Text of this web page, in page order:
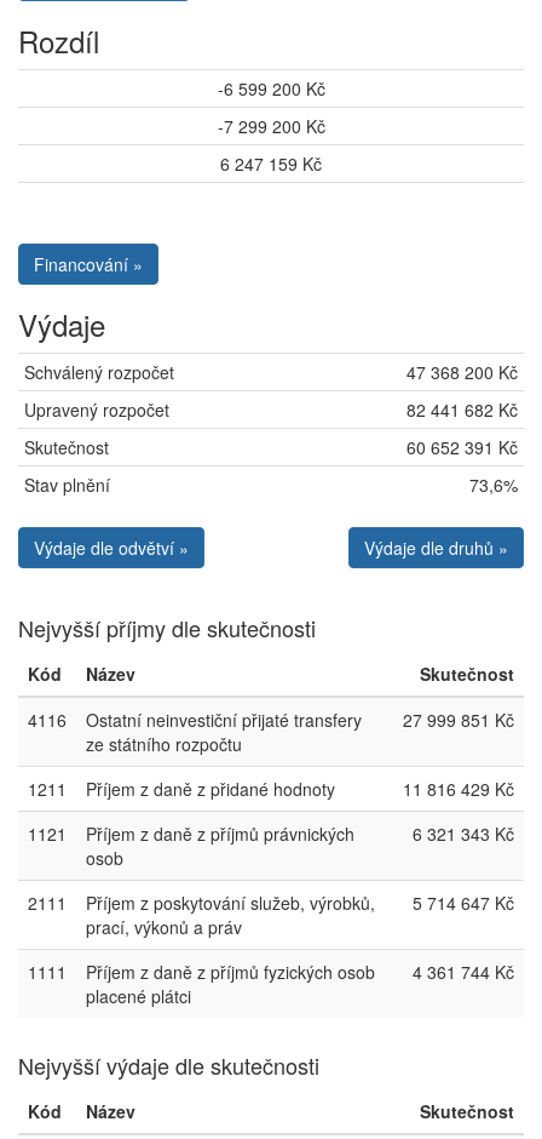
Rozdíl
-6 599 200 Kč
-7 299 200 Kč
6 247 159 Kč
Financování »
Výdaje
Schválený rozpočet
47 368 200 Kč
Upravený rozpočet
82 441 682 Kč
Skutečnost
60 652 391 Kč
Stav plnění
73,6%
Výdaje dle odvětví » Výdaje dle druhů »
Nejvyšší příjmy dle skutečnosti
Kód Název
Skutečnost
4116
Ostatní neinvestiční přijaté transfery
ze státního rozpočtu
27 999 851 Kč
1211 Příjem z daně z přidané hodnoty
11 816 429 Kč
1121
Příjem z daně z příjmů právnických
osob
6 321 343 Kč
2111
Příjem z poskytování služeb, výrobků,
prací, výkonů a práv
5 714 647 Kč
1111
Příjem z daně z příjmů fyzických osob
placené plátci
4 361 744 Kč
Nejvyšší výdaje dle skutečnosti
Kód Název Skutečnost